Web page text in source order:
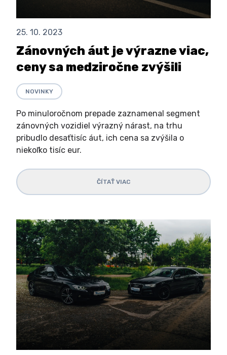
25. 10. 2023
Zánovných áut je výrazne viac,
ceny sa medziročne zvýšili
NOVINKY
Po minuloročnom prepade zaznamenal segment
zánovných vozidiel výrazný nárast, na trhu
pribudlo desaťtisíc áut, ich cena sa zvýšila o
niekoľko tisíc eur.
ČÍTAŤ VIAC